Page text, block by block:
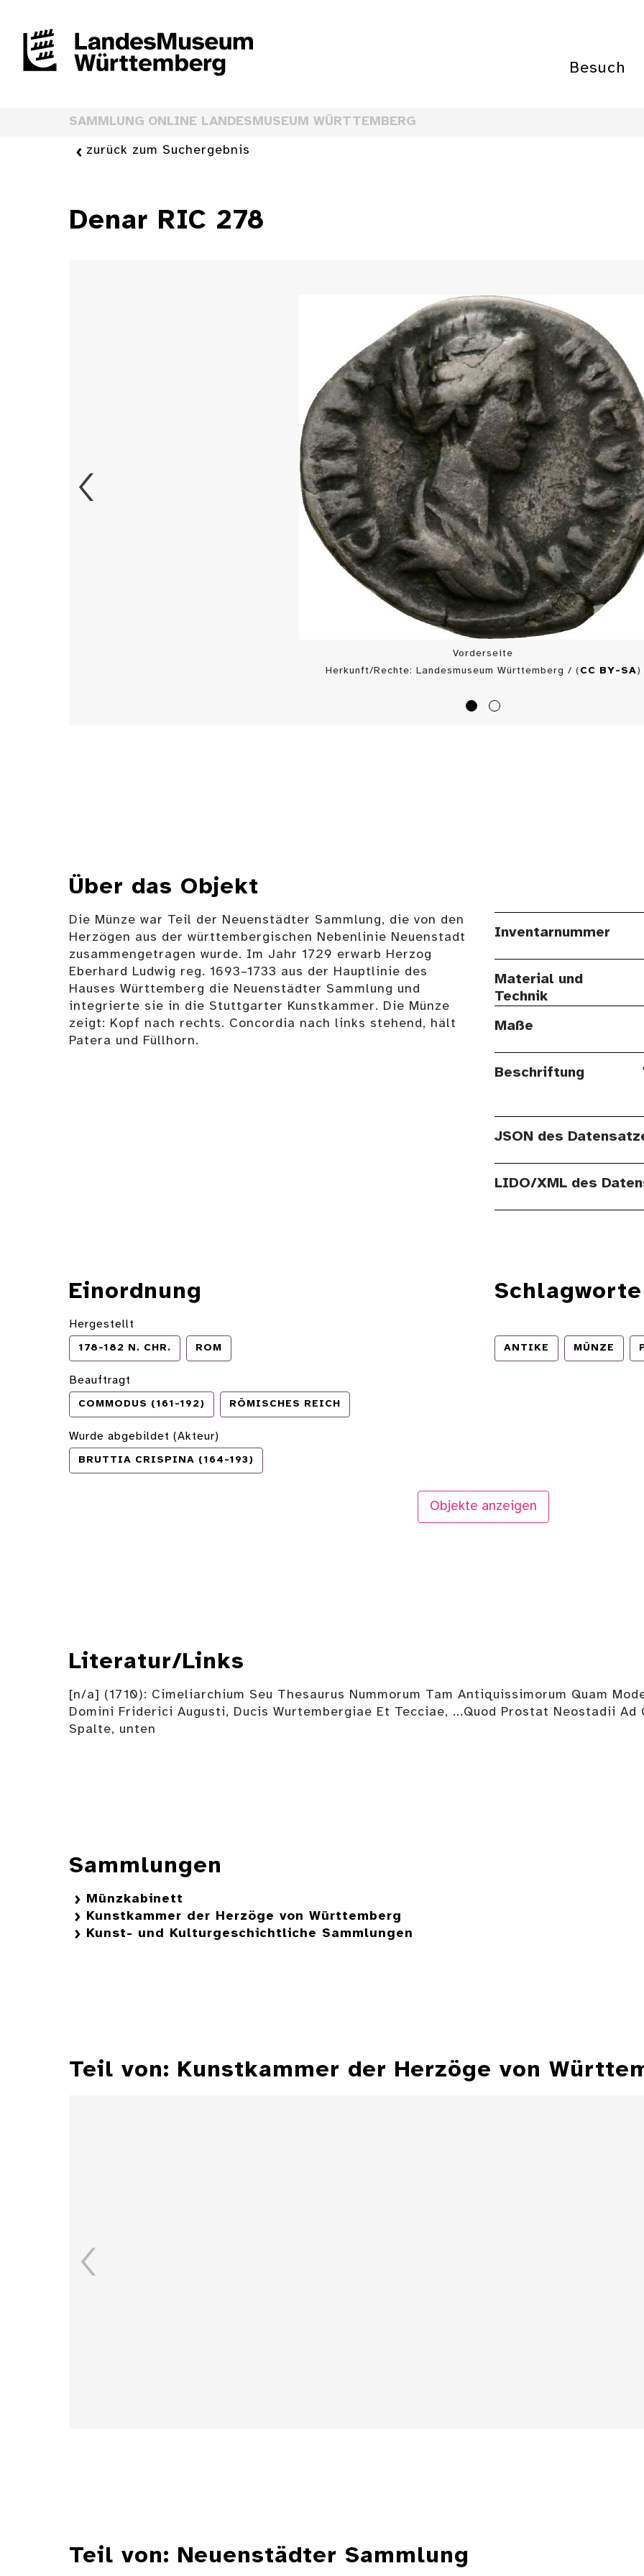
Besuch
SAMMLUNG ONLINE LANDESMUSEUM WÜRTTEMBERG
zurück zum Suchergebnis
Denar RIC 278
Vorderseite
Herkunft/Rechte: Landesmuseum Württemberg / ( CC BY-SA)
Über das Objekt
Die Münze war Teil der Neuenstädter Sammlung, die von den
Herzögen aus der württembergischen Nebenlinie Neuenstadt
zusammengetragen wurde. Im Jahr 1729 erwarb Herzog
Eberhard Ludwig reg. 1693–1733 aus der Hauptlinie des
Hauses Württemberg die Neuenstädter Sammlung und
integrierte sie in die Stuttgarter Kunstkammer. Die Münze
zeigt: Kopf nach rechts. Concordia nach links stehend, hält
Patera und Füllhorn.
Inventarnummer
Material und
Technik
Maße
Beschriftung
JSON des
LIDO/XML des
Einordnung
Hergestellt
178-182 N. CHR. ROM
Beauftragt
COMMODUS (161-192) RÖMISCHES REICH
Wurde abgebildet (Akteur)
BRUTTIA CRISPINA (164-193)
Schlagworte
ANTIKE MÜNZE
Objekte anzeigen
Literatur/Links
[n/a] (1710): Cimeliarchium Seu Thesaurus Nummorum Tam Antiquissimorum Quam
Domini Friderici Augusti, Ducis Wurtembergiae Et Tecciae, ...Quod Prostat Neostadii
Spalte, unten
Sammlungen
Münzkabinett
Kunstkammer der Herzöge von Württemberg
Kunst- und Kulturgeschichtliche Sammlungen
Teil von: Kunstkammer der Herzöge von
Teil von: Neuenstädter Sammlung